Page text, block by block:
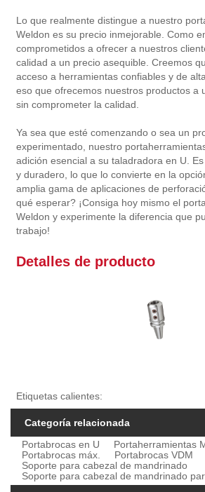
Lo que realmente distingue a nuestro
Weldon es su precio inmejorable. Como
comprometidos a ofrecer a nuestros
calidad a un precio asequible. Creemos
acceso a herramientas confiables y de
eso que ofrecemos nuestros productos a
sin comprometer la calidad.
Ya sea que esté comenzando o sea un
experimentado, nuestro
adición esencial a su taladradora en U.
y duradero, lo que lo convierte en la
amplia gama de aplicaciones de
qué esperar? ¡Consiga hoy mismo el
Weldon y experimente la diferencia que
trabajo!
Detalles de producto
Etiquetas calientes:
Categoría relacionada
Portabrocas en U
Portaherramientas
Portabrocas máx.
Portabrocas VDM
Soporte para cabezal de mandrinado
Soporte para cabezal de mandrinado